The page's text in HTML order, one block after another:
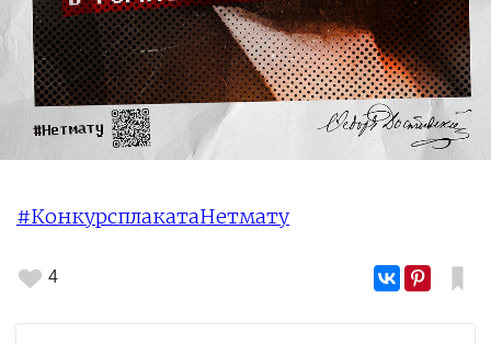
#КонкурсплакатаНетмату
4